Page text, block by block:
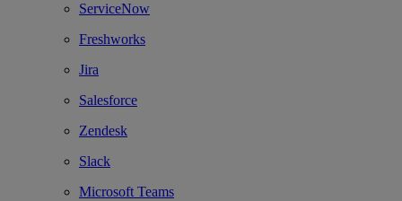
ServiceNow
Freshworks
Jira
Salesforce
Zendesk
Slack
Microsoft Teams